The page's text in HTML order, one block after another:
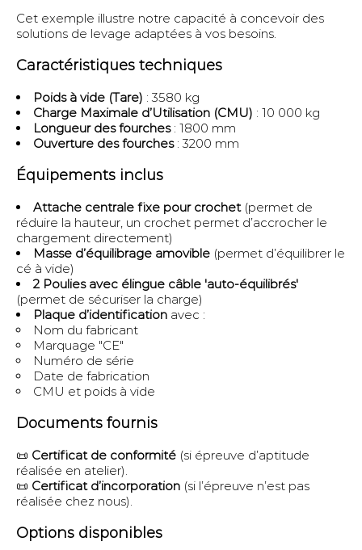
Cet exemple illustre notre capacité à concevoir des
solutions de levage adaptées à vos besoins.
Caractéristiques techniques
Poids à vide (Tare) : 3580 kg
Charge Maximale d’Utilisation (CMU) : 10 000 kg
Longueur des fourches: 1800 mm
Ouverture des fourches: 3200 mm
Équipements inclus
Attache centrale fixe pour crochet(permet de
réduire la hauteur, un crochet permet d’accrocher le
chargement directement)
Masse d’équilibrage amovible (permet d’équilibrer le
cé à vide)
2 Poulies avec élingue câble 'auto-équilibrés'
(permet de sécuriser la charge)
Plaque d’identification avec :
Nom du fabricant
Marquage "CE"
Numéro de série
Date de fabrication
CMU et poids à vide
Documents fournis
📜 Certificat de conformité (si épreuve d’aptitude
réalisée en atelier).
📜 Certificat d’incorporation (si l’épreuve n’est pas
réalisée chez nous).
Options disponibles